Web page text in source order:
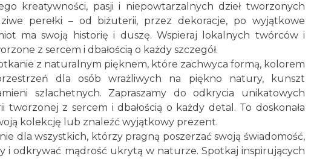
kreatywności, pasji i niepowtarzalnych dzieł tworzonych
perełki – od biżuterii, przez dekoracje, po wyjątkowe
ma swoją historię i duszę. Wspieraj lokalnych twórców i
z sercem i dbałością o każdy szczegół.
z naturalnym pięknem, które zachwyca formą, kolorem
dla osób wrażliwych na piękno natury, kunszt
szlachetnych. Zapraszamy do odkrycia unikatowych
tworzonej z sercem i dbałością o każdy detal. To doskonała
kolekcję lub znaleźć wyjątkowy prezent.
dla wszystkich, którzy pragną poszerzać swoją świadomość,
i odkrywać mądrość ukrytą w naturze. Spotkaj inspirujących